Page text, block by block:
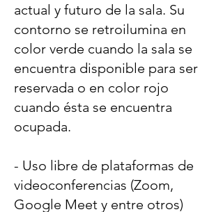
actual y futuro de la sala. Su
contorno se retroilumina en
color verde cuando la sala se
encuentra disponible para ser
reservada o en color rojo
cuando ésta se encuentra
ocupada.
- Uso libre de plataformas de
videoconferencias (Zoom,
Google Meet y entre otros)